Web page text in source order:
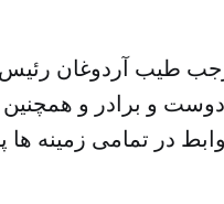
طیب آردوغان
و برادر و همچنین